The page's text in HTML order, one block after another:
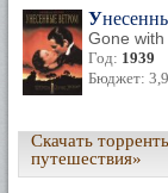
Gone
Год: 1939
Бюджет:
Скачать
путешествия»